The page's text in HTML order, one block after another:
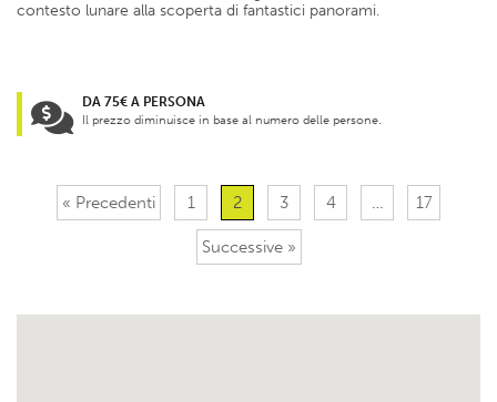
contesto lunare alla scoperta di fantastici panorami.
DA 75€ A PERSONA
Il prezzo diminuisce in base al numero delle persone.
« Precedenti 1 2 3 4 … 17
Successive »